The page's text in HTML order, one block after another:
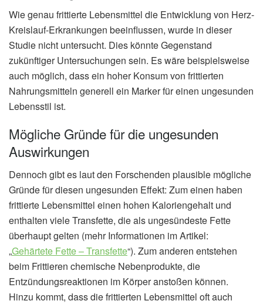
Wie genau frittierte Lebensmittel die Entwicklung von Herz-
Kreislauf-Erkrankungen beeinflussen, wurde in dieser
Studie nicht untersucht. Dies könnte Gegenstand
zukünftiger Untersuchungen sein. Es wäre beispielsweise
auch möglich, dass ein hoher Konsum von frittierten
Nahrungsmitteln generell ein Marker für einen ungesunden
Lebensstil ist.
Mögliche Gründe für die ungesunden
Auswirkungen
Dennoch gibt es laut den Forschenden plausible mögliche
Gründe für diesen ungesunden Effekt: Zum einen haben
frittierte Lebensmittel einen hohen Kaloriengehalt und
enthalten viele Transfette, die als ungesündeste Fette
überhaupt gelten (mehr Informationen im Artikel:
„Gehärtete Fette – Transfette“). Zum anderen entstehen
beim Frittieren chemische Nebenprodukte, die
Entzündungsreaktionen im Körper anstoßen können.
Hinzu kommt, dass die frittierten Lebensmittel oft auch